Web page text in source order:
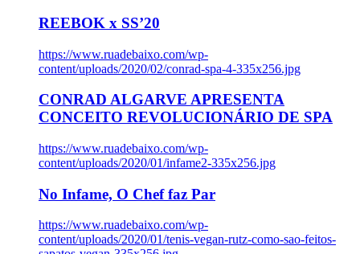
REEBOK x SS’20
https://www.ruadebaixo.com/wp-
content/uploads/2020/02/conrad-spa-4-335x256.jpg
CONRAD ALGARVE APRESENTA
CONCEITO REVOLUCIONÁRIO DE SPA
https://www.ruadebaixo.com/wp-
content/uploads/2020/01/infame2-335x256.jpg
No Infame, O Chef faz Par
https://www.ruadebaixo.com/wp-
content/uploads/2020/01/tenis-vegan-rutz-como-sao-feitos-